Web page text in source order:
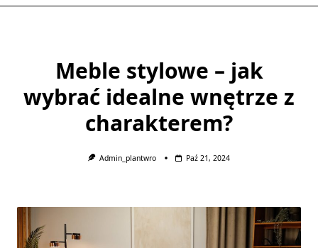
Meble stylowe – jak
wybrać idealne wnętrze z
charakterem?
Admin_plantwro Paź 21, 2024